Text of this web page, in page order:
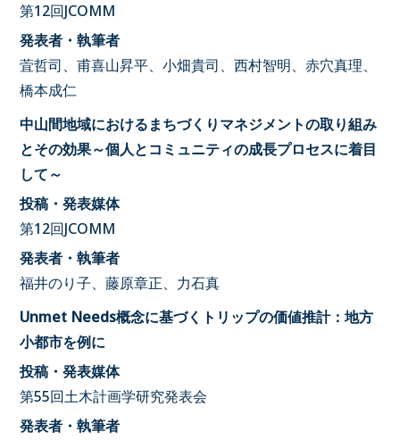
第12回JCOMM
発表者・執筆者
萓哲司、甫喜山昇平、小畑貴司、西村智明、赤穴真理、
橋本成仁
中山間地域におけるまちづくりマネジメントの取り組み
とその効果～個人とコミュニティの成長プロセスに着目
して～
投稿・発表媒体
第12回JCOMM
発表者・執筆者
福井のり子、藤原章正、力石真
Unmet Needs概念に基づくトリップの価値推計：地方
小都市を例に
投稿・発表媒体
第55回土木計画学研究発表会
発表者・執筆者